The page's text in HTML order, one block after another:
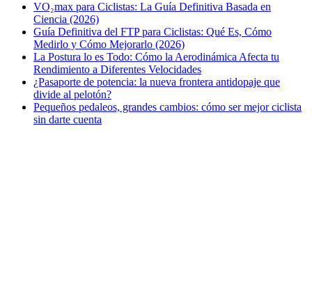
VO₂max para Ciclistas: La Guía Definitiva Basada en
Ciencia (2026)
Guía Definitiva del FTP para Ciclistas: Qué Es, Cómo
Medirlo y Cómo Mejorarlo (2026)
La Postura lo es Todo: Cómo la Aerodinámica Afecta tu
Rendimiento a Diferentes Velocidades
¿Pasaporte de potencia: la nueva frontera antidopaje que
divide al pelotón?
Pequeños pedaleos, grandes cambios: cómo ser mejor ciclista
sin darte cuenta